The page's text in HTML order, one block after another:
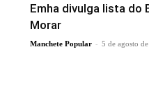
Emha divulga lista do
Morar
Manchete Popular - 5 de agosto